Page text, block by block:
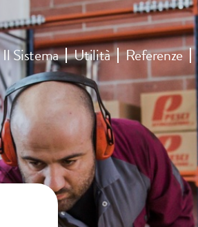
Il Sistema Utilità Referenze